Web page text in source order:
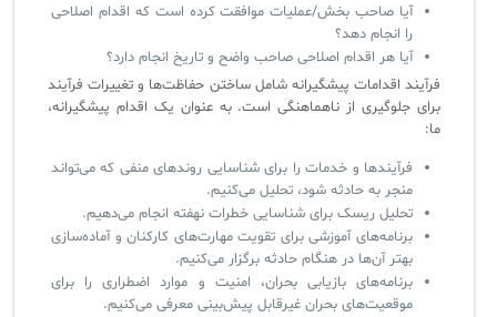
آیا صاحب بخش/عملیات موافقت کرده است که اقدام اصلاحی
را انجام دهد؟
آیا هر اقدام اصلاحی صاحب واضح و تاریخ انجام دارد؟
فرآیند اقدامات پیشگیرانه شامل ساختن حفاظت‌ها و تغییرات فرآیند
برای جلوگیری از ناهماهنگی است. به عنوان یک اقدام پیشگیرانه،
ما:
فرآیندها و خدمات را برای شناسایی روندهای منفی که می‌تواند
منجر به حادثه شود، تحلیل می‌کنیم.
تحلیل ریسک برای شناسایی خطرات نهفته انجام می‌دهیم.
برنامه‌های آموزشی برای تقویت مهارت‌های کارکنان و آماده‌سازی
بهتر آن‌ها در هنگام حادثه برگزار می‌کنیم.
برنامه‌های بازیابی بحران، امنیت و موارد اضطراری را برای
موقعیت‌های بحران غیرقابل پیش‌بینی معرفی می‌کنیم.